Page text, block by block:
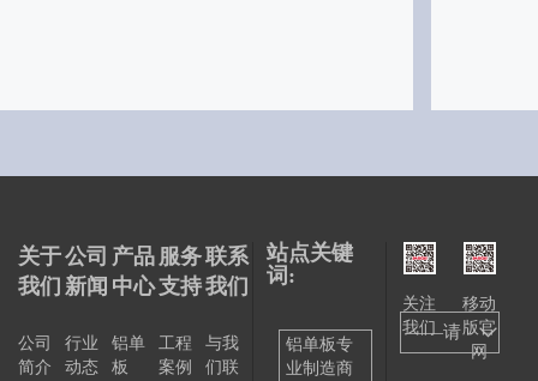
关于
我们
公司
简介
公司
新闻
行业
动态
产品
中心
铝单
板
服务
支持
工程
案例
联系
我们
与我
们联
站点关键
词:
铝单板专
业制造商
关注
我们
移动
版官
网
——请